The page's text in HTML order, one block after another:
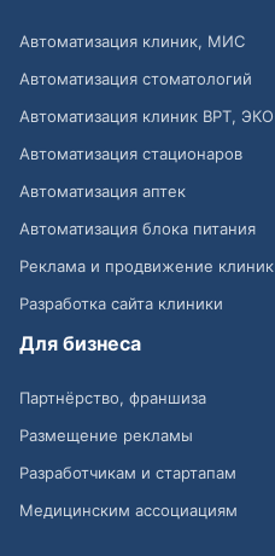
Автоматизация клиник, МИС
Автоматизация стоматологий
Автоматизация клиник ВРТ, ЭКО
Автоматизация стационаров
Автоматизация аптек
Автоматизация блока питания
Реклама и продвижение клиник
Разработка сайта клиники
Для бизнеса
Партнёрство, франшиза
Размещение рекламы
Разработчикам и стартапам
Медицинским ассоциациям